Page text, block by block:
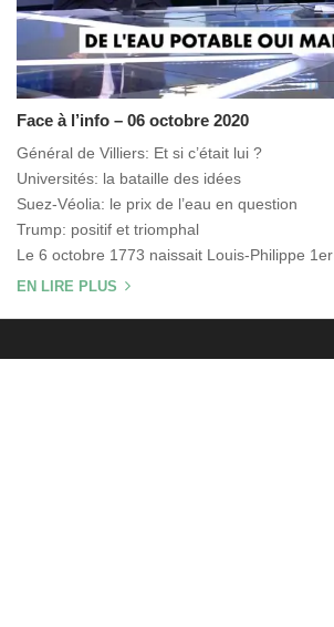
Face à l’info – 06 octobre 2020
Général de Villiers: Et si c’était lui ?
Universités: la bataille des idées
Suez-Véolia: le prix de l’eau en question
Trump: positif et triomphal
Le 6 octobre 1773 naissait Louis-Philippe 1er
EN LIRE PLUS